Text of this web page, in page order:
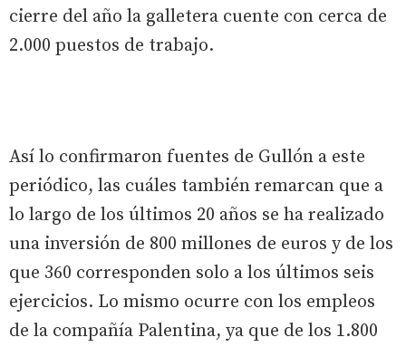
cierre del año la galletera cuente con cerca de
2.000 puestos de trabajo.
Así lo confirmaron fuentes de Gullón a este
periódico, las cuáles también remarcan que a
lo largo de los últimos 20 años se ha realizado
una inversión de 800 millones de euros y de los
que 360 corresponden solo a los últimos seis
ejercicios. Lo mismo ocurre con los empleos
de la compañía Palentina, ya que de los 1.800